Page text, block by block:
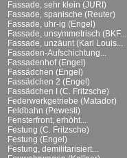
Fassade, sehr klein (JURI)
Fassade, spanische (Reuter)
Fassade, uhr-ig (Engel)
Fassade, unsymmetrisch (BKF...
Fassade, unzäunt (Karl Louis...
Fassaden-Aufschichtung...
Fassadenhof (Engel)
Fassädchen (Engel)
Fassädchen 2 (Engel)
Fassädchen I (C. Fritzsche)
Federwerkgetriebe (Matador)
Feldbahn (Pewesti)
Fensterfront, erhöht...
Festung (C. Fritzsche)
Festung (Engel)
Festung, demilitarisiert...